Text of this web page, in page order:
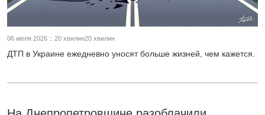
06 июля 2026 :: 20 хвилин20 хвилин
ДТП в Украине ежедневно уносят больше жизней, чем кажется.